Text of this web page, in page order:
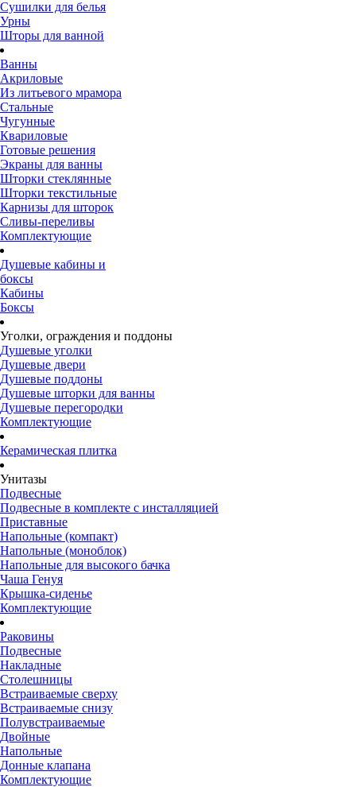
Сушилки для белья
Урны
Шторы для ванной
Ванны
Акриловые
Из литьевого мрамора
Стальные
Чугунные
Квариловые
Готовые решения
Экраны для ванны
Шторки стеклянные
Шторки текстильные
Карнизы для шторок
Сливы-переливы
Комплектующие
Душевые кабины и
боксы
Кабины
Боксы
Уголки, ограждения и поддоны
Душевые уголки
Душевые двери
Душевые поддоны
Душевые шторки для ванны
Душевые перегородки
Комплектующие
Керамическая плитка
Унитазы
Подвесные
Подвесные в комплекте с инсталляцией
Приставные
Напольные (компакт)
Напольные (моноблок)
Напольные для высокого бачка
Чаша Генуя
Крышка-сиденье
Комплектующие
Раковины
Подвесные
Накладные
Столешницы
Встраиваемые сверху
Встраиваемые снизу
Полувстраиваемые
Двойные
Напольные
Донные клапана
Комплектующие